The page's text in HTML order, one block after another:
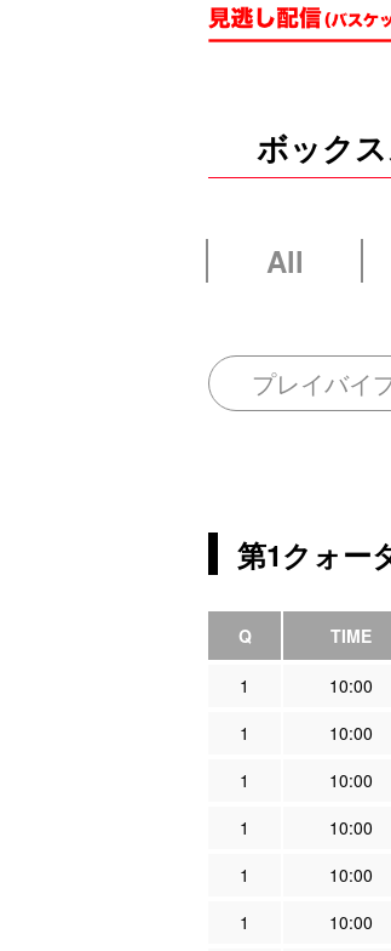
ボック
All
プレイバイ
第1クォー
Q TIME
1 10:00
1
10:00
1
10:00
1
10:00
1
10:00
1
10:00